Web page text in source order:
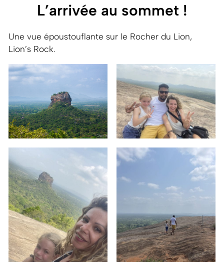
L’arrivée au sommet !
Une vue époustouflante sur le Rocher du Lion,
Lion’s Rock.